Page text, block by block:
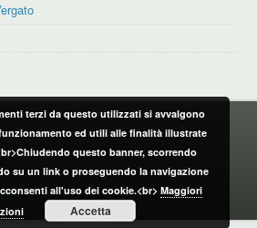
terzi da questo utilizzati si avvalgono
ed utili alle finalità illustrate
questo banner, scorrendo
su un link o proseguendo la navigazione
all'uso dei cookie.<br> Maggiori
Accetta